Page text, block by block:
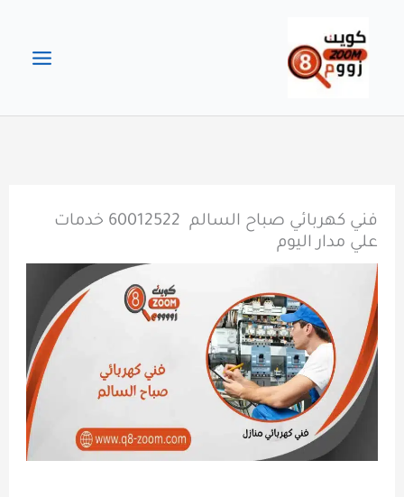
المحتوى
فني كهربائي صباح السالم 60012522 خدمات
علي مدار اليوم